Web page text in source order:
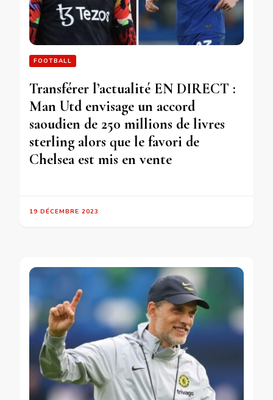
FOOTBALL
Transférer l’actualité EN DIRECT :
Man Utd envisage un accord
saoudien de 250 millions de livres
sterling alors que le favori de
Chelsea est mis en vente
19 DÉCEMBRE 2023